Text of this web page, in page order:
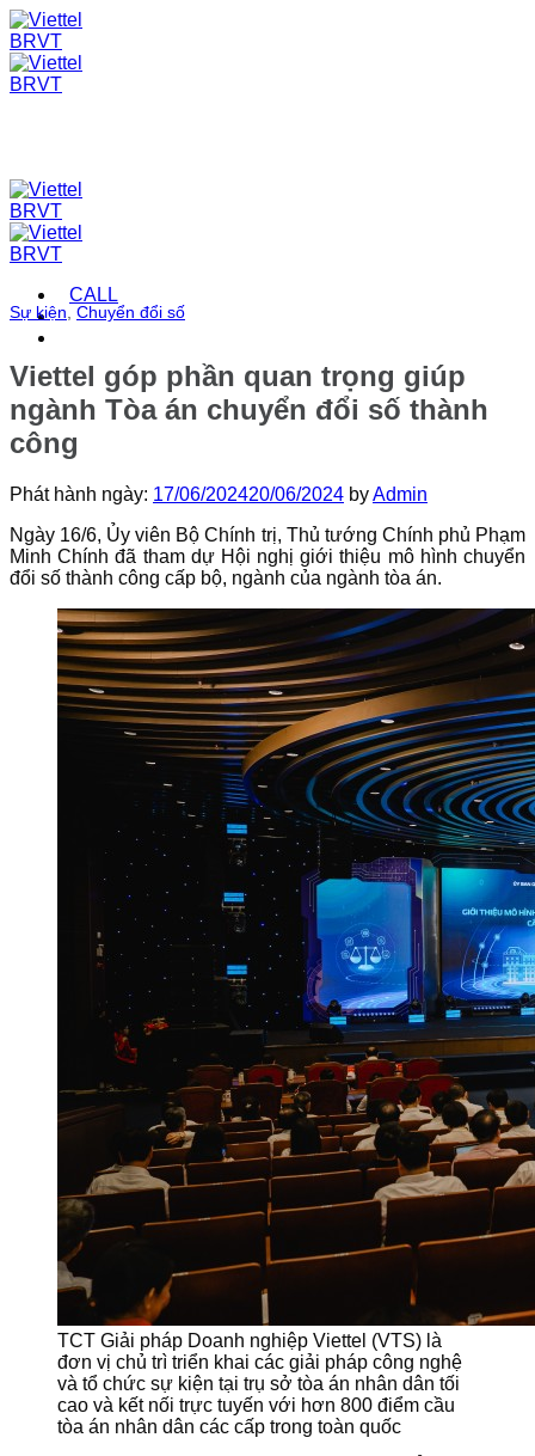
Skip
to
content
CALL
Sự kiện Chuyển đổi số
Viettel góp phần quan trọng giúp
ngành Tòa án chuyển đổi số thành
công
Phát hành ngày: 17/06/202420/06/2024 byAdmin
Ngày 16/6, Ủy viên Bộ Chính trị, Thủ tướng Chính phủ Phạm
Minh Chính đã tham dự Hội nghị giới thiệu mô hình chuyển
đổi số thành công cấp bộ, ngành của ngành tòa án.
TCT Giải pháp Doanh nghiệp Viettel (VTS) là
đơn vị chủ trì triển khai các giải pháp công nghệ
và tổ chức sự kiện tại trụ sở tòa án nhân dân tối
cao và kết nối trực tuyến với hơn 800 điểm cầu
tòa án nhân dân các cấp trong toàn quốc